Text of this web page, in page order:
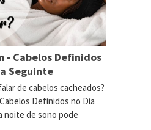
- Cabelos Definidos
Seguinte
de cabelos cacheados?
Definidos no Dia
noite de sono pode